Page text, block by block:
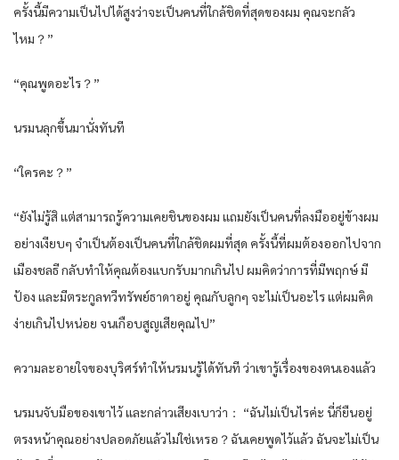
ครั้งนี้มีความเป็นไปได้สูงว่าจะเป็นคนที่ใกล้ชิดที่สุดของผม คุณจะกลัว
ไหม？”
“คุณพูดอะไร？”
นรมนลุกขึ้นมานั่งทันที
“ใครคะ？”
“ยังไม่รู้สิ แต่สามารถรู้ความเคยชินของผม แถมยังเป็นคนที่ลงมืออยู่ข้างผม
อย่างเงียบๆ จำเป็นต้องเป็นคนที่ใกล้ชิดผมที่สุด ครั้งนี้ที่ผมต้องออกไปจาก
เมืองชลธี กลับทำให้คุณต้องแบกรับมากเกินไป ผมคิดว่าการที่มีพฤกษ์ มี
ป้อง และมีตระกูลทวีทรัพย์ธาดาอยู่ คุณกับลูกๆ จะไม่เป็นอะไร แต่ผมคิด
ง่ายเกินไปหน่อย จนเกือบสูญเสียคุณไป”
ความละอายใจของบุริศร์ทำให้นรมนรู้ได้ทันที ว่าเขารู้เรื่องของตนเองแล้ว
นรมนจับมือของเขาไว้ และกล่าวเสียงเบาว่า： “ฉันไม่เป็นไรค่ะ นี่ก็ยืนอยู่
ตรงหน้าคุณอย่างปลอดภัยแล้วไม่ใช่เหรอ？ฉันเคยพูดไว้แล้ว ฉันจะไม่เป็น